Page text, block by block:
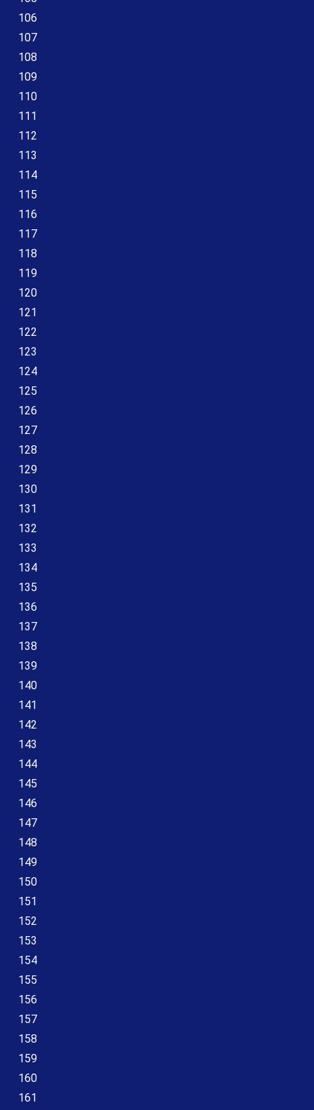
106
107
108
109
110
111
112
113
114
115
116
117
118
119
120
121
122
123
124
125
126
127
128
129
130
131
132
133
134
135
136
137
138
139
140
141
142
143
144
145
146
147
148
149
150
151
152
153
154
155
156
157
158
159
160
161